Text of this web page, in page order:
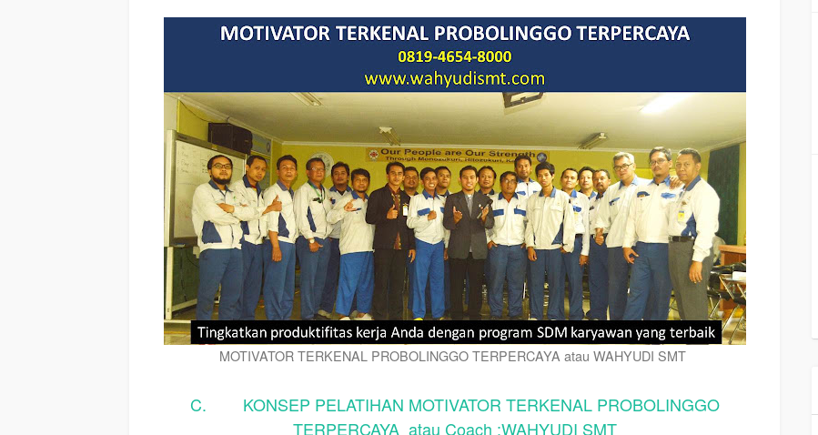
MOTIVATOR TERKENAL PROBOLINGGO TERPERCAYA atau WAHYUDI SMT
C. KONSEP PELATIHAN MOTIVATOR TERKENAL PROBOLINGGO
TERPERCAYA atau Coach :WAHYUDI SMT